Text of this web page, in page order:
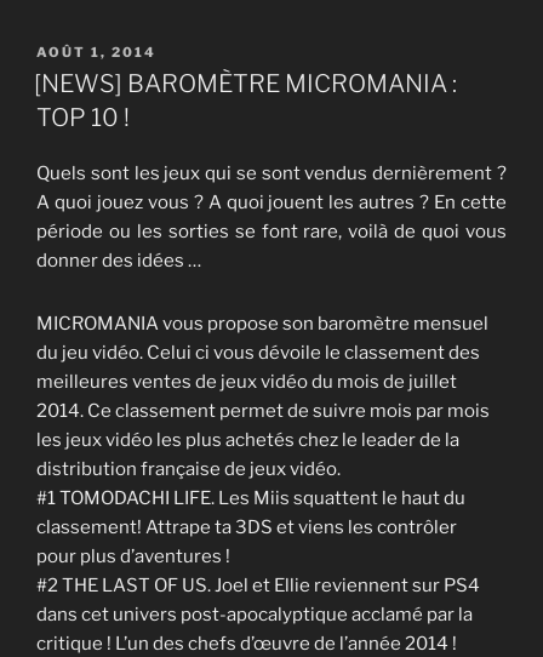
PUBLIÉ
LE
AOÛT 1, 2014
[NEWS] BAROMÈTRE MICROMANIA :
TOP 10 !
Quels sont les jeux qui se sont vendus dernièrement ?
A quoi jouez vous ? A quoi jouent les autres ? En cette
période ou les sorties se font rare, voilà de quoi vous
donner des idées …
MICROMANIA vous propose son baromètre mensuel
du jeu vidéo. Celui ci vous dévoile le classement des
meilleures ventes de jeux vidéo du mois de juillet
2014. Ce classement permet de suivre mois par mois
les jeux vidéo les plus achetés chez le leader de la
distribution française de jeux vidéo.
#1 TOMODACHI LIFE. Les Miis squattent le haut du
classement! Attrape ta 3DS et viens les contrôler
pour plus d’aventures !
#2 THE LAST OF US. Joel et Ellie reviennent sur PS4
dans cet univers post-apocalyptique acclamé par la
critique ! L’un des chefs d’œuvre de l’année 2014 !